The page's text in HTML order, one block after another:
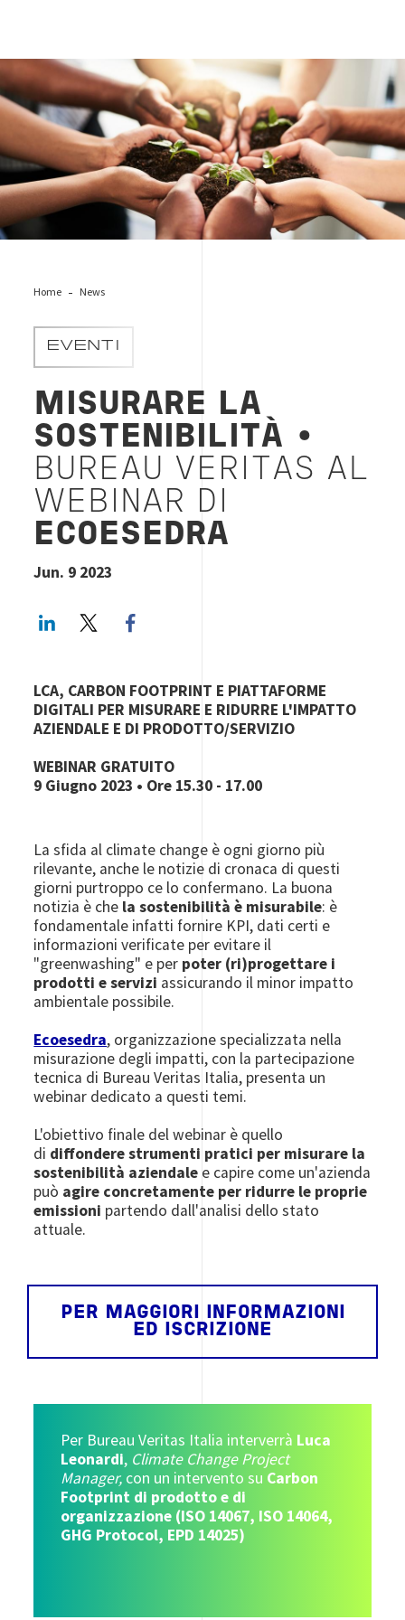
sostenibilita-gruppo
Home News
EVENTI
MISURARE LA
SOSTENIBILITÀ •
BUREAU VERITAS AL
WEBINAR DI
ECOESEDRA
Jun. 9 2023
LinkedInTwitter
LCA, CARBON FOOTPRINT E PIATTAFORME
DIGITALI PER MISURARE E RIDURRE L'IMPATTO
AZIENDALE E DI PRODOTTO/SERVIZIO
WEBINAR GRATUITO
9 Giugno 2023 • Ore 15.30 - 17.00
La sfida al climate change è ogni giorno più
rilevante, anche le notizie di cronaca di questi
giorni purtroppo ce lo confermano. La buona
notizia è che la sostenibilità è misurabile: è
fondamentale infatti fornire KPI, dati certi e
informazioni verificate per evitare il
"greenwashing" e per poter (ri)progettare i
prodotti e servizi assicurando il minor impatto
ambientale possibile.
Ecoesedra, organizzazione specializzata nella
misurazione degli impatti, con la partecipazione
tecnica di Bureau Veritas Italia, presenta un
webinar dedicato a questi temi.
L'obiettivo finale del webinar è quello
di diffondere strumenti pratici per misurare la
sostenibilità aziendale e capire come un'azienda
può agire concretamente per ridurre le proprie
emissioni partendo dall'analisi dello stato
attuale.
PER MAGGIORI INFORMAZIONI
ED ISCRIZIONE
Per Bureau Veritas Italia interverrà Luca
Leonardi, Climate Change Project
Manager, con un intervento su Carbon
Footprint di prodotto e di
organizzazione (ISO 14067, ISO 14064,
GHG Protocol, EPD 14025)